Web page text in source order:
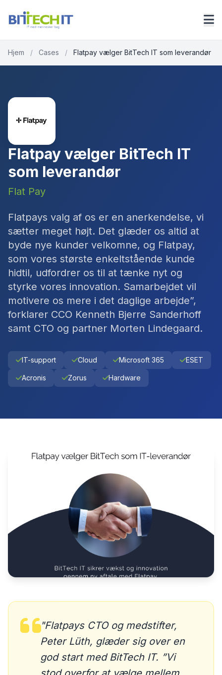
Hjem / Cases / Flatpay vælger BitTech IT som leverandør
Flatpay vælger BitTech IT
som leverandør
Flat Pay
Flatpays valg af os er en anerkendelse, vi
sætter meget højt. Det glæder os altid at
byde nye kunder velkomne, og Flatpay,
som vores største enkeltstående kunde
hidtil, udfordrer os til at tænke nyt og
styrke vores innovation. Samarbejdet vil
motivere os mere i det daglige arbejde”,
forklarer CCO Kenneth Bjerre Sanderhoff
samt CTO og partner Morten Lindegaard.
IT-support Cloud Microsoft 365 ESET
Acronis Zorus Hardware
"Flatpays CTO og medstifter,
Peter Lüth, glæder sig over en
god start med BitTech IT. ”Vi